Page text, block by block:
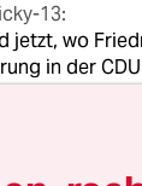
13:
jetzt, wo
in der
und
doch, die